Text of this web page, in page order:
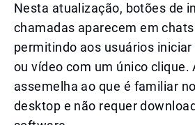
Nesta atualização, botões de
chamadas aparecem em
permitindo aos usuários
ou vídeo com um único clique.
assemelha ao que é familiar
desktop e não requer